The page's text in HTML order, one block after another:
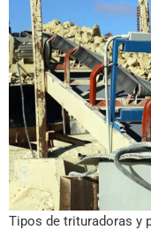
Tipos de trituradoras y